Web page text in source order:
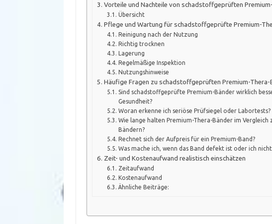
Vorteile und Nachteile von schadstoffgeprüften
Übersicht
Pflege und Wartung für schadstoffgeprüfte Premium-
Reinigung nach der Nutzung
Richtig trocknen
Lagerung
Regelmäßige Inspektion
Nutzungshinweise
Häufige Fragen zu schadstoffgeprüften Premium-Thera-
Sind schadstoffgeprüfte Premium-Bänder wirklich
Gesundheit?
Woran erkenne ich seriöse Prüfsiegel oder Labortests?
Wie lange halten Premium-Thera-Bänder im Vergleich
Bändern?
Rechnet sich der Aufpreis für ein Premium-Band?
Was mache ich, wenn das Band defekt ist oder ich
Zeit- und Kostenaufwand realistisch einschätzen
Zeitaufwand
Kostenaufwand
Ähnliche Beiträge: